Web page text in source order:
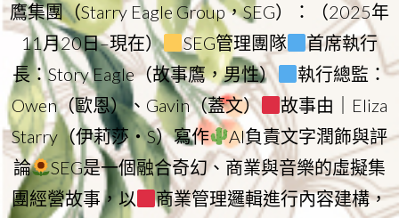
鷹集團（Starry Eagle Group，SEG）：（2025年
11月20日–現在）
SEG管理團隊
首席執行
長：Story Eagle（故事鷹，男性）
執行總監：
Owen（歐恩）、Gavin（蓋文）
故事由｜Eliza
Starry（伊莉莎・S）寫作
AI負責文字潤飾與評
論
SEG是一個融合奇幻、商業與音樂的虛擬集
團經營故事，以
商業管理邏輯進行內容建構，